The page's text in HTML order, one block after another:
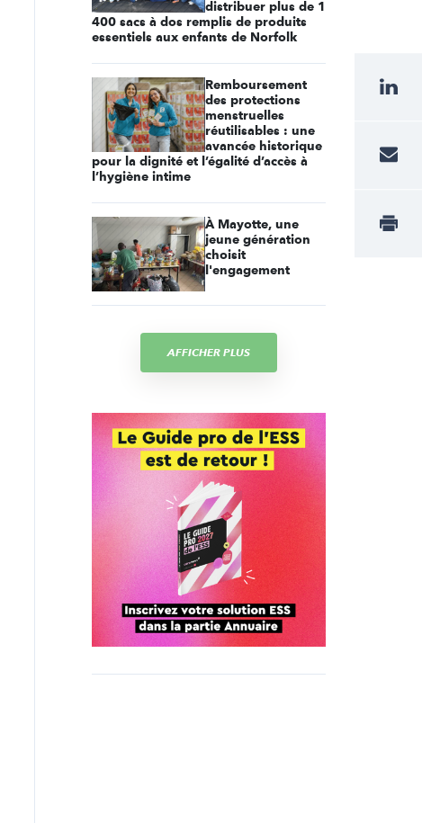
distribuer plus de 1
400 sacs à dos remplis de produits
essentiels aux enfants de Norfolk
Remboursement
des protections
menstruelles
réutilisables : une
avancée historique
pour la dignité et l’égalité d’accès à
l’hygiène intime
À Mayotte, une
jeune génération
choisit
l'engagement
AFFICHER PLUS